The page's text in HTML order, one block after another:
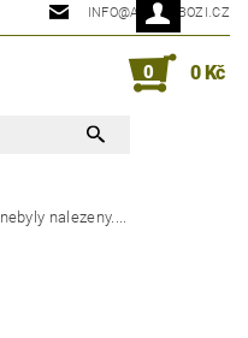
INFO@ARMYZBOZI.CZ
0 0 Kč
nebyly nalezeny....